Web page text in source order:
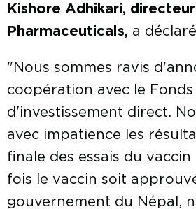
Kishore Adhikari,
Pharmaceuticals, a
"Nous sommes ravis
coopération avec le Fonds
d'investissement direct.
avec impatience les
finale des essais du vaccin
fois le vaccin soit
gouvernement du Népal,